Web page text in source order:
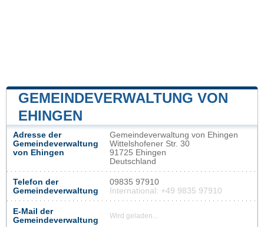
GEMEINDEVERWALTUNG VON
EHINGEN
Adresse der
Gemeindeverwaltung
von Ehingen
Gemeindeverwaltung von Ehingen
Wittelshofener Str. 30
91725 Ehingen
Deutschland
Telefon der
Gemeindeverwaltung
09835 97910
International: +49 9835 97910
E-Mail der
Gemeindeverwaltung
Wird geladen...